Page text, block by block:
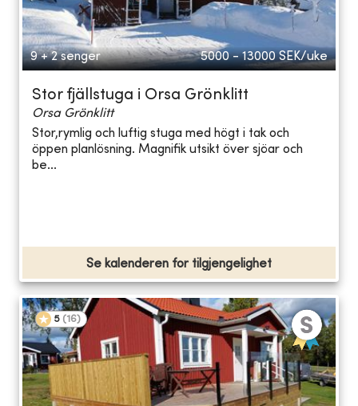
9 + 2 senger 5000 - 13000 SEK/uke
Stor fjällstuga i Orsa Grönklitt
Orsa Grönklitt
Stor,rymlig och luftig stuga med högt i tak och
öppen planlösning. Magnifik utsikt över sjöar och
be...
Se kalenderen for tilgjengelighet
5 (16)